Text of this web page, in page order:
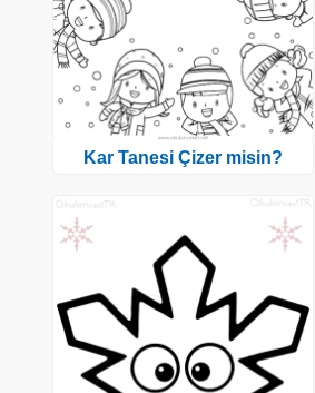
Kar Tanesi Çizer misin?